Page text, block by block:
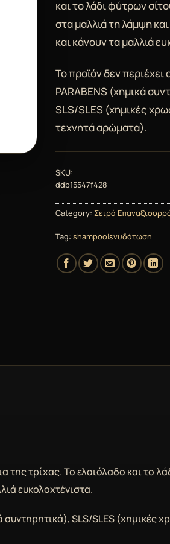
και το λάδι φύτρων
στα μαλλιά τη λάμψη
και κάνουν τα μαλλιά
Το προϊόν δεν περιέχει
PARABENS (χημικά
SLS/SLES (χημικές
τεχνητά αρώματα).
SKU:
ddb15547f428
Category: Σειρά
Tag: shampoo|ενυδάτωση
της τρίχας. Το ελαιόλαδο και το
ευκολοχτένιστα.
συντηρητικά), SLS/SLES (χημικές